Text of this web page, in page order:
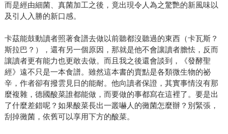
而是經由細菌、真菌加工之後，竟出現令人為之驚艷的新風味以
及引人入勝的新口感。
卡茲能鼓動讀者照著食譜去做以前聽都沒聽過的東西（卡瓦斯？
斯拉巴？），還有另一個原因，那就是他不會讓讀者膽怯，反而
讓讀者更有能力也更敢去做。而且我之後還會談到，《發酵聖
經》遠不只是一本食譜。雖然這本書的賣點是各類微生物的祕
辛，作者卻有撥雲見日的能耐。他向讀者保證，其實事情沒有那
麼複雜，德國酸菜誰都能做，而要做的事都寫在這裡了。要是出
了什麼差錯呢？如果酸菜長出一叢嚇人的黴菌怎麼辦？別緊張，
刮掉黴菌，依舊可以享用下方的酸菜。